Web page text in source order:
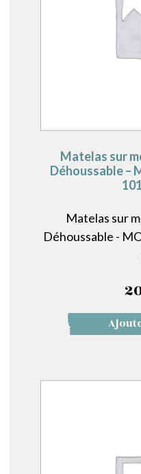
Matelas sur
Déhoussable –
Matelas sur
Déhoussable -